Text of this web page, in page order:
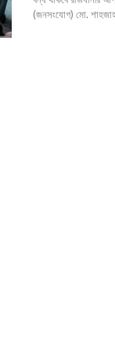
(জনসংযোগ) মো.